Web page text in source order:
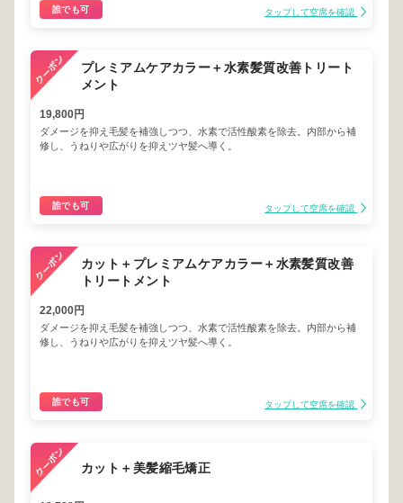
誰でも可 タップして空席を確認
プレミアムケアカラー＋水素髪質改善トリート
メント
19,800円
ダメージを抑え毛髪を補強しつつ、水素で活性酸素を除去。内部から補
修し、うねりや広がりを抑えツヤ髪へ導く。
誰でも可 タップして空席を確認
カット＋プレミアムケアカラー＋水素髪質改善
トリートメント
22,000円
ダメージを抑え毛髪を補強しつつ、水素で活性酸素を除去。内部から補
修し、うねりや広がりを抑えツヤ髪へ導く。
誰でも可 タップして空席を確認
カット＋美髪縮毛矯正